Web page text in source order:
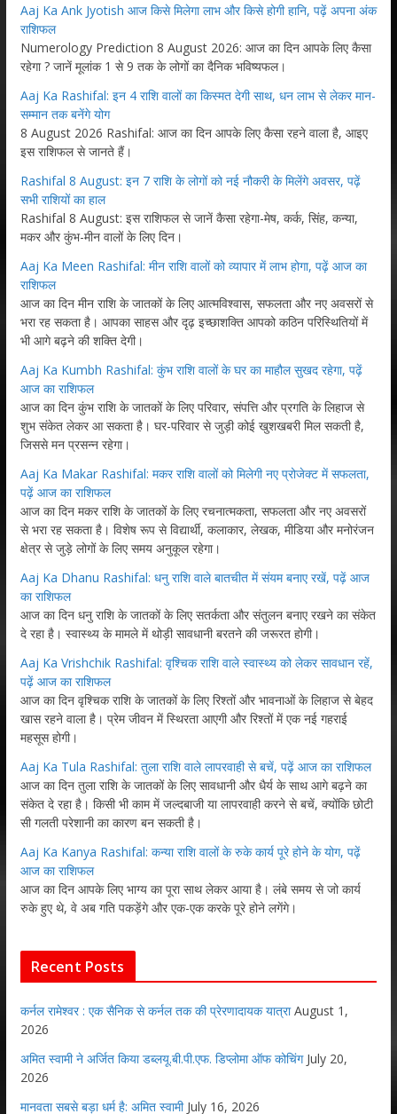
Aaj Ka Ank Jyotish आज किसे मिलेगा लाभ और किसे होगी हानि, पढ़ें अपना अंक
राशिफल
Numerology Prediction 8 August 2026: आज का दिन आपके लिए कैसा
रहेगा ? जानें मूलांक 1 से 9 तक के लोगों का दैनिक भविष्यफल।
Aaj Ka Rashifal: इन 4 राशि वालों का किस्मत देगी साथ, धन लाभ से लेकर मान-
सम्मान तक बनेंगे योग
8 August 2026 Rashifal: आज का दिन आपके लिए कैसा रहने वाला है, आइए
इस राशिफल से जानते हैं।
Rashifal 8 August: इन 7 राशि के लोगों को नई नौकरी के मिलेंगे अवसर, पढ़ें
सभी राशियों का हाल
Rashifal 8 August: इस राशिफल से जानें कैसा रहेगा-मेष, कर्क, सिंह, कन्या,
मकर और कुंभ-मीन वालों के लिए दिन।
Aaj Ka Meen Rashifal: मीन राशि वालों को व्यापार में लाभ होगा, पढ़ें आज का
राशिफल
आज का दिन मीन राशि के जातकों के लिए आत्मविश्वास, सफलता और नए अवसरों से
भरा रह सकता है। आपका साहस और दृढ़ इच्छाशक्ति आपको कठिन परिस्थितियों में
भी आगे बढ़ने की शक्ति देगी।
Aaj Ka Kumbh Rashifal: कुंभ राशि वालों के घर का माहौल सुखद रहेगा, पढ़ें
आज का राशिफल
आज का दिन कुंभ राशि के जातकों के लिए परिवार, संपत्ति और प्रगति के लिहाज से
शुभ संकेत लेकर आ सकता है। घर-परिवार से जुड़ी कोई खुशखबरी मिल सकती है,
जिससे मन प्रसन्न रहेगा।
Aaj Ka Makar Rashifal: मकर राशि वालों को मिलेगी नए प्रोजेक्ट में सफलता,
पढ़ें आज का राशिफल
आज का दिन मकर राशि के जातकों के लिए रचनात्मकता, सफलता और नए अवसरों
से भरा रह सकता है। विशेष रूप से विद्यार्थी, कलाकार, लेखक, मीडिया और मनोरंजन
क्षेत्र से जुड़े लोगों के लिए समय अनुकूल रहेगा।
Aaj Ka Dhanu Rashifal: धनु राशि वाले बातचीत में संयम बनाए रखें, पढ़ें आज
का राशिफल
आज का दिन धनु राशि के जातकों के लिए सतर्कता और संतुलन बनाए रखने का संकेत
दे रहा है। स्वास्थ्य के मामले में थोड़ी सावधानी बरतने की जरूरत होगी।
Aaj Ka Vrishchik Rashifal: वृश्चिक राशि वाले स्वास्थ्य को लेकर सावधान रहें,
पढ़ें आज का राशिफल
आज का दिन वृश्चिक राशि के जातकों के लिए रिश्तों और भावनाओं के लिहाज से बेहद
खास रहने वाला है। प्रेम जीवन में स्थिरता आएगी और रिश्तों में एक नई गहराई
महसूस होगी।
Aaj Ka Tula Rashifal: तुला राशि वाले लापरवाही से बचें, पढ़ें आज का राशिफल
आज का दिन तुला राशि के जातकों के लिए सावधानी और धैर्य के साथ आगे बढ़ने का
संकेत दे रहा है। किसी भी काम में जल्दबाजी या लापरवाही करने से बचें, क्योंकि छोटी
सी गलती परेशानी का कारण बन सकती है।
Aaj Ka Kanya Rashifal: कन्या राशि वालों के रुके कार्य पूरे होने के योग, पढ़ें
आज का राशिफल
आज का दिन आपके लिए भाग्य का पूरा साथ लेकर आया है। लंबे समय से जो कार्य
रुके हुए थे, वे अब गति पकड़ेंगे और एक-एक करके पूरे होने लगेंगे।
Recent Posts
कर्नल रामेश्वर : एक सैनिक से कर्नल तक की प्रेरणादायक यात्रा August 1,
2026
अमित स्वामी ने अर्जित किया डब्लयू.बी.पी.एफ. डिप्लोमा ऑफ कोचिंग July 20,
2026
मानवता सबसे बड़ा धर्म है: अमित स्वामी July 16, 2026